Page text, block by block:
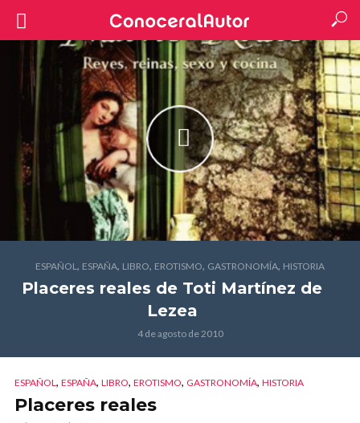
ESPAÑOL, ESPAÑA, LIBRO, EROTISMO, GASTRONOMÍA, HISTORIA
Placeres reales de Toti Martínez de
Lezea
4 de agosto de 2010
ESPAÑOL, ESPAÑA, LIBRO, EROTISMO, GASTRONOMÍA, HISTORIA
Placeres reales